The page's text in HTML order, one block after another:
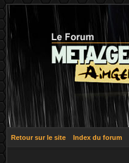
Retour sur le site Index du forum